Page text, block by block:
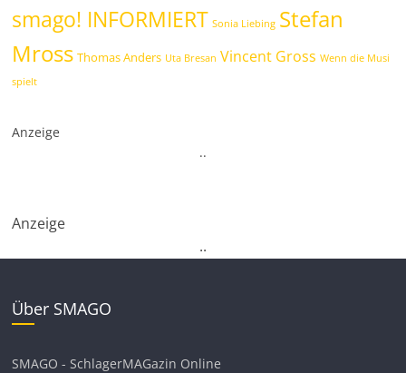
smago! INFORMIERT Sonia Liebing Stefan
Mross Thomas Anders Uta Bresan Vincent Gross Wenn die Musi
spielt
Anzeige
..
Anzeige
..
Über SMAGO
SMAGO - SchlagerMAGazin Online